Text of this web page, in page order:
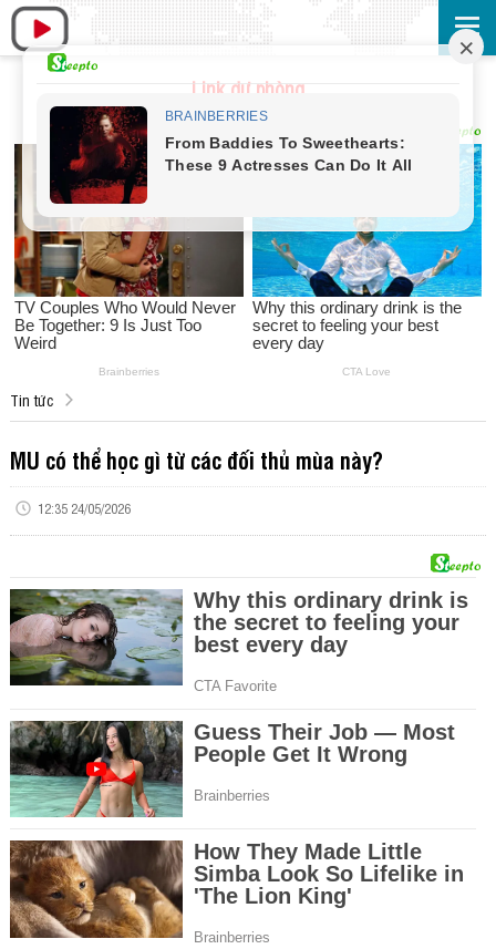
Link dự phòng
Tin tức
MU có thể học gì từ các đối thủ mùa này?
12:35 24/05/2026